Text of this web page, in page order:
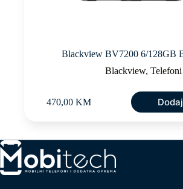
Blackview BV7200 6/128GB
Blackview, Telefoni
470,00 KM